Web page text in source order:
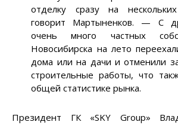
отделку сразу на
говорит Мартыненков. — С
очень много частных
Новосибирска на лето
дома или на дачи и отменили
строительные работы, что
общей статистике рынка.
Президент ГК «SKY Group»